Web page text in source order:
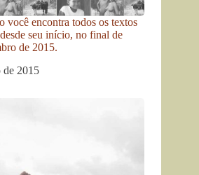
você encontra todos os textos
seu início, no final de
de 2015.
de 2015